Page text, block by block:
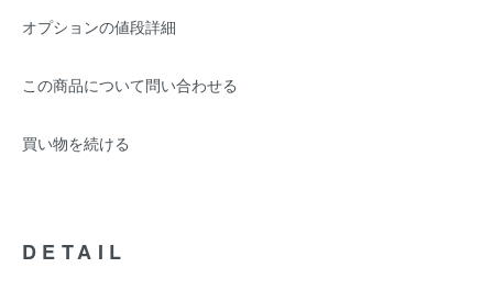
オプションの値段詳細
この商品について問い合わせる
買い物を続ける
DETAIL